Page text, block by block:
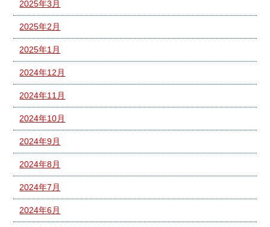
2025年3月
2025年2月
2025年1月
2024年12月
2024年11月
2024年10月
2024年9月
2024年8月
2024年7月
2024年6月